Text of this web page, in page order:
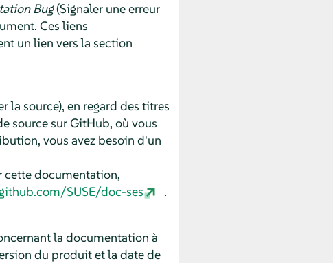
Bug(Signaler une erreur
Ces liens
un lien vers la section
la source), en regard des titres
source sur GitHub, où vous
vous avez besoin d'un
documentation,
SUSE/doc-ses
.
la documentation à
du produit et la date de